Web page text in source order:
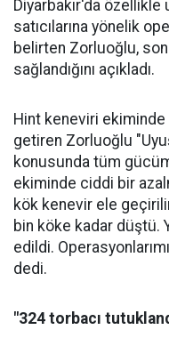
Diyarbakır'da
satıcılarına yönelik
belirten Zorluoğlu, son
sağlandığını açıkladı.
Hint keneviri ekiminde
getiren Zorluoğlu
konusunda tüm
ekiminde ciddi bir
kök kenevir ele
bin köke kadar düştü.
edildi.
dedi.
"324 torbacı